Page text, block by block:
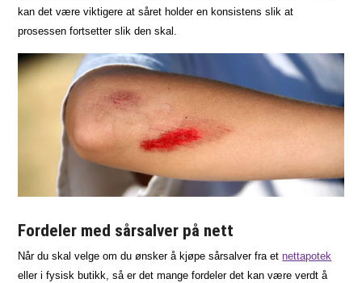
kan det være viktigere at såret holder en konsistens slik at
prosessen fortsetter slik den skal.
Fordeler med sårsalver på nett
Når du skal velge om du ønsker å kjøpe sårsalver fra etnettapotek
eller i fysisk butikk, så er det mange fordeler det kan være verdt å